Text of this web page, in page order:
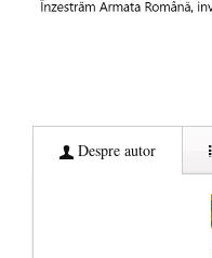
Despre autor